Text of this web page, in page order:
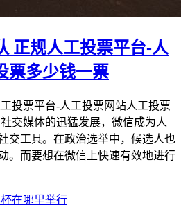
正规人工投票平台-人
票多少钱一票
投票平台-人工投票网站人工投票
交媒体的迅猛发展，微信成为人
交工具。在政治选举中，候选人也
。而要想在微信上快速有效地进行
在哪里举行